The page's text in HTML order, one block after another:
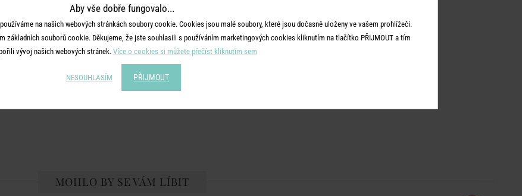
MOHLO BY SE VÁM LÍBIT
Aby vše dobře fungovalo...
na našich webových stránkách soubory cookie. Cookies jsou malé soubory, které jsou dočasně uloženy ve vašem prohlížeči.
základních souborů cookie. Děkujeme, že jste souhlasili s používáním marketingových cookies kliknutím na tlačítko PŘIJMOUT a tím
vývoj našich webových stránek. Více o cookies si můžete přečíst kliknutím sem
NESOUHLASÍM PŘIJMOUT